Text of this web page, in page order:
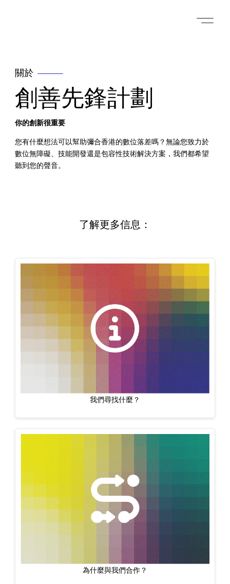
關於
創善先鋒計劃
你的創新很重要
您有什麼想法可以幫助彌合香港的數位落差嗎？無論您致力於
數位無障礙、技能開發還是包容性技術解決方案，我們都希望
聽到您的聲音。
了解更多信息：
我們尋找什麼？
為什麼與我們合作？